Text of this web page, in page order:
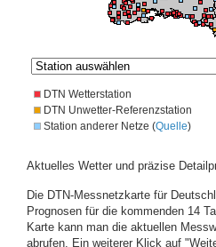
DTN Wetterstation
DTN Unwetter-Referenzstation
Station anderer Netze (Quelle)
Aktuelles Wetter und präzise
Die DTN-Messnetzkarte für
Prognosen für die kommenden 14
Karte kann man die aktuellen
abrufen. Ein weiterer Klick auf